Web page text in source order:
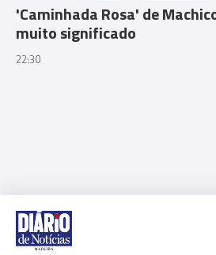
'Caminhada Rosa' de
muito significado
22:30